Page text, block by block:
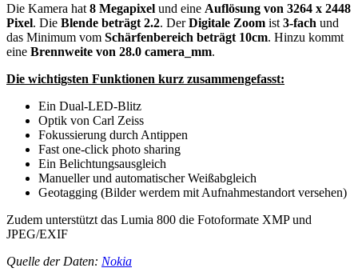
Die Kamera hat 8 Megapixel und eine Auflösung von 3264 x 2448
Pixel. Die Blende beträgt 2.2. DerDigitale Zoom ist 3-fach und
das Minimum vom Schärfenbereich beträgt 10cm. Hinzu kommt
eine Brennweite von 28.0 camera_mm.
Die wichtigsten Funktionen kurz zusammengefasst:
Ein Dual-LED-Blitz
Optik von Carl Zeiss
Fokussierung durch Antippen
Fast one-click photo sharing
Ein Belichtungsausgleich
Manueller und automatischer Weißabgleich
Geotagging (Bilder werdem mit Aufnahmestandort versehen)
Zudem unterstützt das Lumia 800 die Fotoformate XMP und
JPEG/EXIF
Quelle der Daten: Nokia